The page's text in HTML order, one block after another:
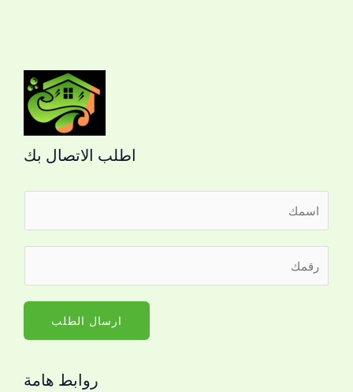
اطلب الاتصال بك
م
ارسال الطلب
روابط هامة